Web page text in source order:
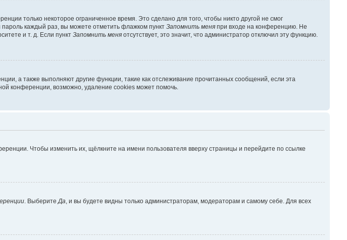
только некоторое ограниченное время. Это сделано для того, чтобы никто другой не смог
каждый раз, вы можете отметить флажком пункт Запомнить меняпри входе на конференцию. Не
и т. д. Если пункт Запомнить меняотсутствует, это значит, что администратор отключил эту функцию.
а также выполняют другие функции, такие как отслеживание прочитанных сообщений, если эта
конференции, возможно, удаление cookies может помочь.
Чтобы изменить их, щёлкните на имени пользователя вверху страницы и перейдите по ссылке
. ВыберитеДа, и вы будете видны только администраторам, модераторам и самому себе. Для всех